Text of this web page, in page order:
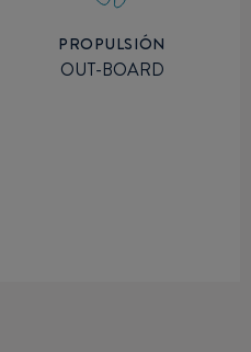
PROPULSIÓN
OUT-BOARD